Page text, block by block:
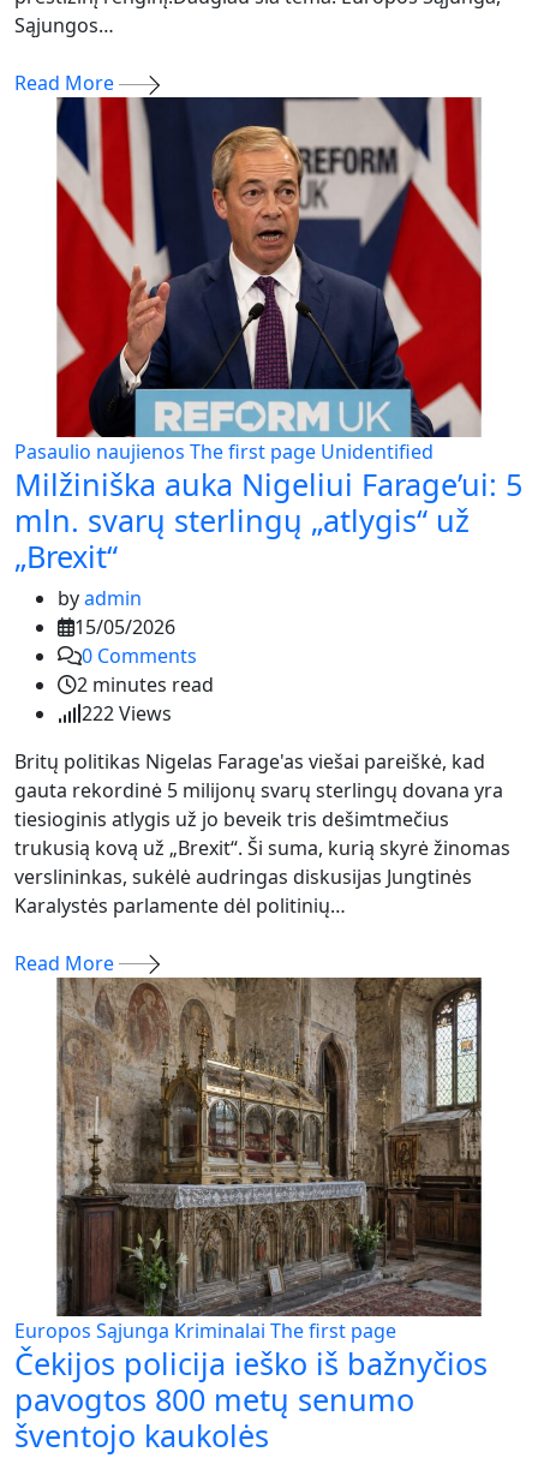
Sąjungos…
Read More
Pasaulio naujienos The first page Unidentified
Milžiniška auka Nigeliui Farage’ui: 5
mln. svarų sterlingų „atlygis“ už
„Brexit“
byadmin
15/05/2026
0 Comments
2 minutes read
222Views
Britų politikas Nigelas Farage'as viešai pareiškė, kad
gauta rekordinė 5 milijonų svarų sterlingų dovana yra
tiesioginis atlygis už jo beveik tris dešimtmečius
trukusią kovą už „Brexit“. Ši suma, kurią skyrė žinomas
verslininkas, sukėlė audringas diskusijas Jungtinės
Karalystės parlamente dėl politinių…
Read More
Europos Sąjunga Kriminalai The first page
Čekijos policija ieško iš bažnyčios
pavogtos 800 metų senumo
šventojo kaukolės